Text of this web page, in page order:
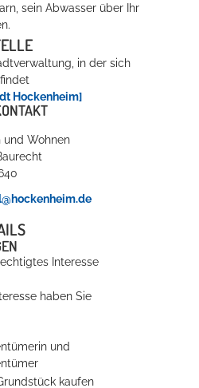
das rauschende Meer im
die pure Entspannung auf der
sein Abwasser über Ihr
in der sich
Hockenheim]
und Wohnen
Interesse
haben Sie
und
ümer
kaufen